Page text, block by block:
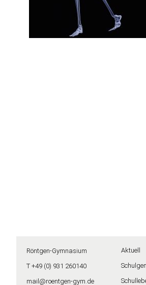
Röntgen-Gymnasium
T +49 (0) 931 260140
mail@roentgen-gym.de
Aktuell